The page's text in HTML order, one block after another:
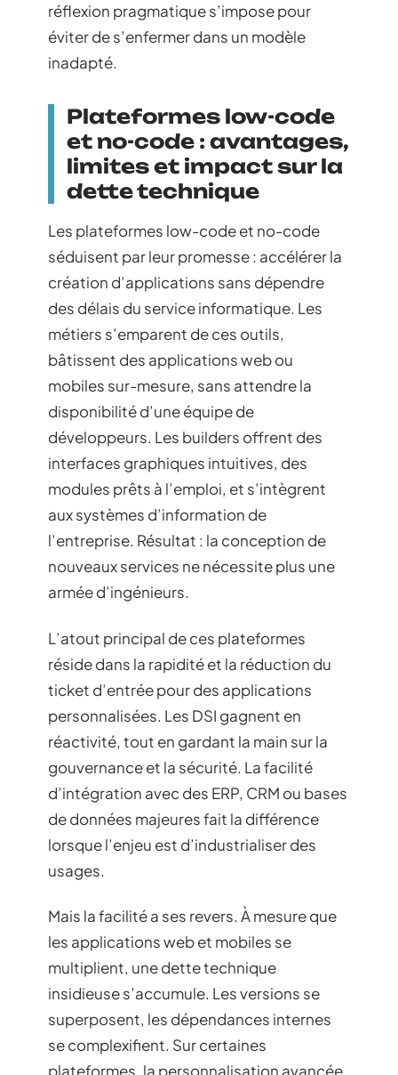
réflexion pragmatique s’impose pour
éviter de s’enfermer dans un modèle
inadapté.
Plateformes low-code
et no-code : avantages,
limites et impact sur la
dette technique
Les plateformes low-code et no-code
séduisent par leur promesse : accélérer la
création d’applications sans dépendre
des délais du service informatique. Les
métiers s’emparent de ces outils,
bâtissent des applications web ou
mobiles sur-mesure, sans attendre la
disponibilité d’une équipe de
développeurs. Les builders offrent des
interfaces graphiques intuitives, des
modules prêts à l’emploi, et s’intègrent
aux systèmes d’information de
l’entreprise. Résultat : la conception de
nouveaux services ne nécessite plus une
armée d’ingénieurs.
L’atout principal de ces plateformes
réside dans la rapidité et la réduction du
ticket d’entrée pour des applications
personnalisées. Les DSI gagnent en
réactivité, tout en gardant la main sur la
gouvernance et la sécurité. La facilité
d’intégration avec des ERP, CRM ou bases
de données majeures fait la différence
lorsque l’enjeu est d’industrialiser des
usages.
Mais la facilité a ses revers. À mesure que
les applications web et mobiles se
multiplient, une dette technique
insidieuse s’accumule. Les versions se
superposent, les dépendances internes
se complexifient. Sur certaines
plateformes, la personnalisation avancée